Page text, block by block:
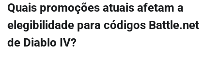
Quais promoções atuais afetam a
elegibilidade para códigos Battle.net
de Diablo IV?